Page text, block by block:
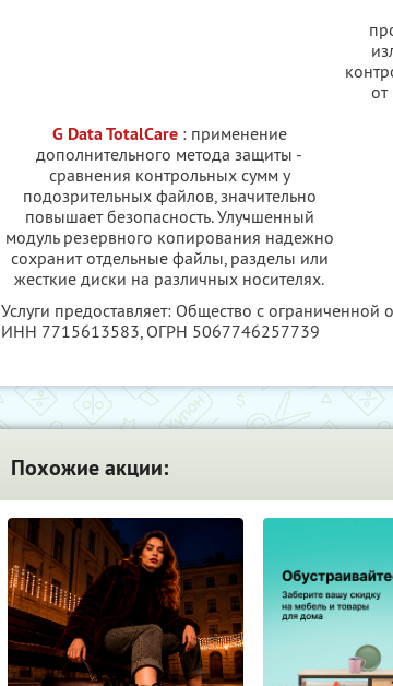
от
G Data TotalCare: применение
дополнительного метода защиты -
сравнения контрольных сумм у
подозрительных файлов, значительно
повышает безопасность. Улучшенный
модуль резервного копирования надежно
сохранит отдельные файлы, разделы или
жесткие диски на различных носителях.
Услуги предоставляет: Общество с ограниченной
ИНН 7715613583, ОГРН 5067746257739
Похожие акции: